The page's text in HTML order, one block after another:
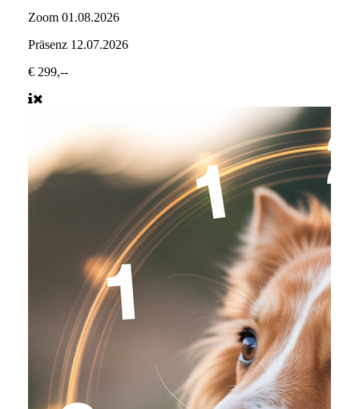
Zoom 01.08.2026
Präsenz 12.07.2026
€ 299,--